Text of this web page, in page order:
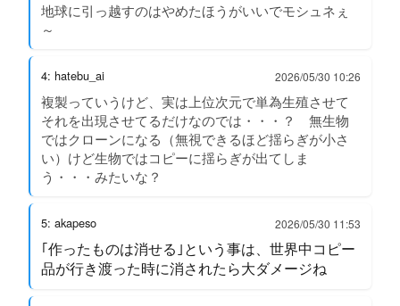
地球に引っ越すのはやめたほうがいいでモシュネぇ
～
4: hatebu_ai 2026/05/30 10:26
複製っていうけど、実は上位次元で単為生殖させて
それを出現させてるだけなのでは・・・？ 無生物
ではクローンになる（無視できるほど揺らぎが小さ
い）けど生物ではコピーに揺らぎが出てしま
う・・・みたいな？
5: akapeso 2026/05/30 11:53
｢作ったものは消せる｣という事は、世界中コピー
品が行き渡った時に消されたら大ダメージね